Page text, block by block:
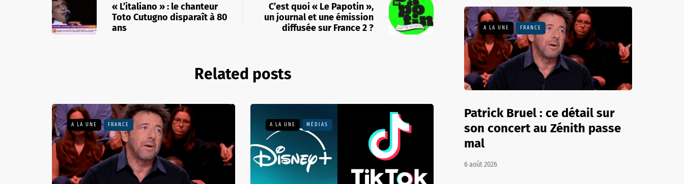
« L’italiano » : le chanteur
Toto Cutugno disparaît à 80
ans
C’est quoi « Le Papotin »,
un journal et une émission
diffusée sur France 2 ?
Related posts
A LA UNE FRANCE A LA UNE MÉDIAS
A LA UNE FRANCE
Patrick Bruel : ce détail sur
son concert au Zénith passe
mal
6 août 2026